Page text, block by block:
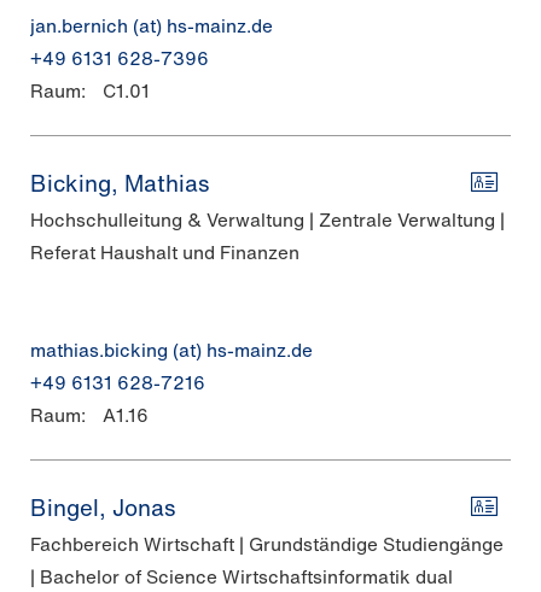
jan.bernich (at) hs-mainz.de
+49 6131 628-7396
Raum:
C1.01
Bicking, Mathias
Hochschulleitung & Verwaltung | Zentrale Verwaltung |
Referat Haushalt und Finanzen
mathias.bicking (at) hs-mainz.de
+49 6131 628-7216
Raum:
A1.16
Bingel, Jonas
Fachbereich Wirtschaft | Grundständige Studiengänge
| Bachelor of Science Wirtschaftsinformatik dual